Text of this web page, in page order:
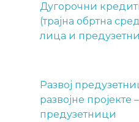
Дугорочни
(трајна обртна
лица и
Развој
развојне
предузетници